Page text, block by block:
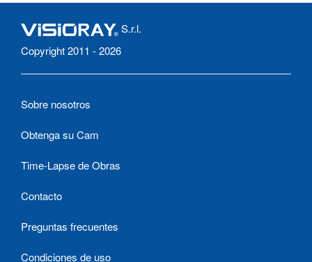
S.r.l.
Copyright 2011 - 2026
Sobre nosotros
Obtenga su Cam
Time-Lapse de Obras
Contacto
Preguntas frecuentes
Condiciones de uso